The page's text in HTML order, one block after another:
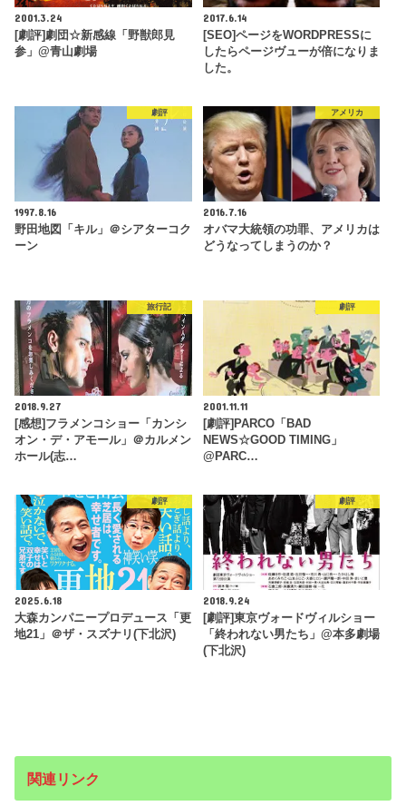
2001.3.24
[劇評]劇団☆新感線「野獣郎見
参」@青山劇場
2017.6.14
[SEO]ページをWORDPRESSに
したらページヴューが倍になりま
した。
劇評
1997.8.16
野田地図「キル」＠シアターコク
ーン
アメリカ
2016.7.16
オバマ大統領の功罪、アメリカは
どうなってしまうのか？
旅行記
2018.9.27
[感想]フラメンコショー「カンシ
オン・デ・アモール」＠カルメン
ホール(志…
劇評
2001.11.11
[劇評]PARCO「BAD
NEWS☆GOOD TIMING」
@PARC…
劇評
2025.6.18
大森カンパニープロデュース「更
地21」＠ザ・スズナリ(下北沢)
劇評
2018.9.24
[劇評]東京ヴォードヴィルショー
「終われない男たち」@本多劇場
(下北沢)
関連リンク